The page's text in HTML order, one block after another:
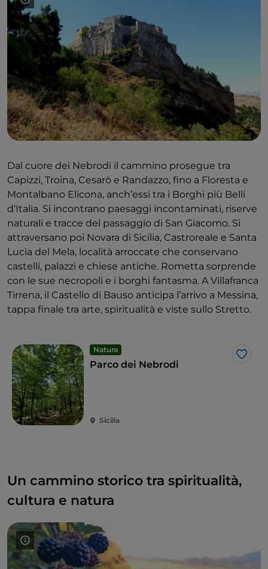
Dal cuore dei Nebrodi il cammino prosegue tra
Capizzi, Troina, Cesarò e Randazzo, fino a Floresta e
Montalbano Elicona, anch’essi tra i Borghi più Belli
d’Italia. Si incontrano paesaggi incontaminati, riserve
naturali e tracce del passaggio di San Giacomo. Si
attraversano poi Novara di Sicilia, Castroreale e Santa
Lucia del Mela, località arroccate che conservano
castelli, palazzi e chiese antiche. Rometta sorprende
con le sue necropoli e i borghi fantasma. A Villafranca
Tirrena, il Castello di Bauso anticipa l’arrivo a Messina,
tappa finale tra arte, spiritualità e viste sullo Stretto.
Natura
Like
Parco dei Nebrodi
Sicilia
Un cammino storico tra spiritualità,
cultura e natura